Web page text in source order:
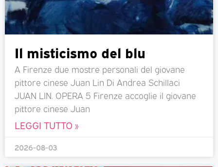
Il misticismo del blu
A Firenze due mostre personali del giovane
pittore cinese Juan Lin Di Andrea Schillaci
JUAN LIN. OPERA 5 Firenze accoglie il giovane
pittore cinese Juan
LEGGI TUTTO »
2026-08-03